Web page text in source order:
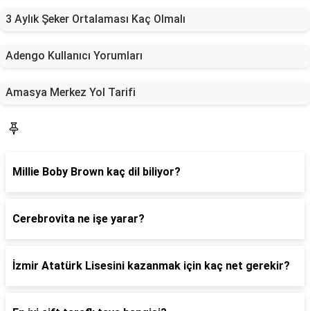
3 Aylık Şeker Ortalaması Kaç Olmalı
Adengo Kullanıcı Yorumları
Amasya Merkez Yol Tarifi
Millie Boby Brown kaç dil biliyor?
Cerebrovita ne işe yarar?
İzmir Atatürk Lisesini kazanmak için kaç net gerekir?